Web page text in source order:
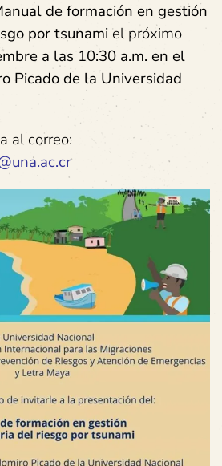
de formación en gestión
por tsunamiel próximo
a las 10:30 a.m. en el
Picado de la Universidad
al correo: